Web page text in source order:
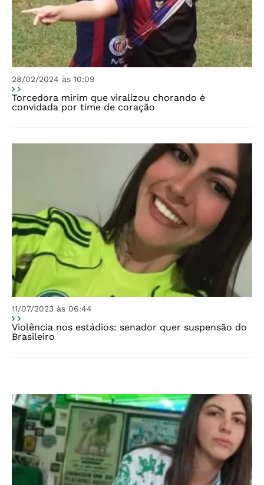
28/02/2024 às 10:09
Torcedora mirim que viralizou chorando é
convidada por time de coração
11/07/2023 às 06:44
Violência nos estádios: senador quer suspensão do
Brasileiro